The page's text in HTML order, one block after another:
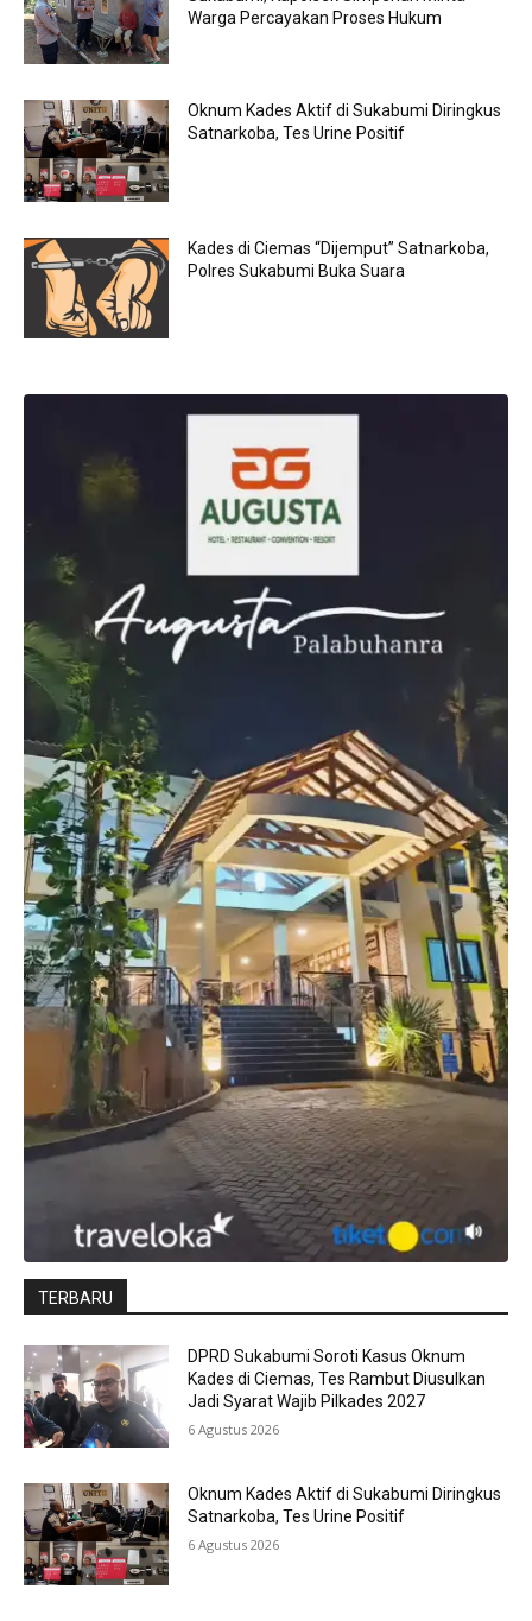
Warga Percayakan Proses Hukum
Oknum Kades Aktif di Sukabumi Diringkus
Satnarkoba, Tes Urine Positif
Kades di Ciemas “Dijemput” Satnarkoba,
Polres Sukabumi Buka Suara
TERBARU
DPRD Sukabumi Soroti Kasus Oknum
Kades di Ciemas, Tes Rambut Diusulkan
Jadi Syarat Wajib Pilkades 2027
6 Agustus 2026
Oknum Kades Aktif di Sukabumi Diringkus
Satnarkoba, Tes Urine Positif
6 Agustus 2026